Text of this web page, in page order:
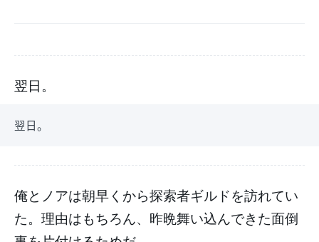
翌日。
翌日。
俺とノアは朝早くから探索者ギルドを訪れてい
た。理由はもちろん、昨晩舞い込んできた面倒